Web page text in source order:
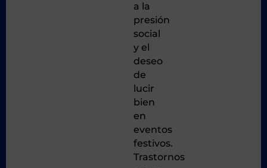
a la
presión
social
y el
deseo
de
lucir
bien
en
eventos
festivos.
Trastornos